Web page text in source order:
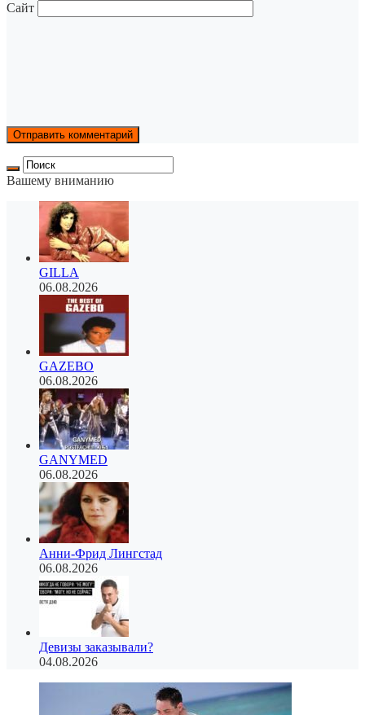
Сайт
Вашему вниманию
GILLA
06.08.2026
GAZEBO
06.08.2026
GANYMED
06.08.2026
Анни-Фрид Лингстад
06.08.2026
Девизы заказывали?
04.08.2026